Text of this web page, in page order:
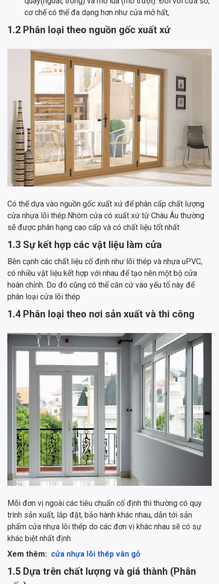
cơ chế có thể đa dạng hơn như cửa mở hất,
1.2 Phân loại theo nguồn gốc xuất xứ
Có thể dựa vào nguồn gốc xuất xứ để phân cấp chất lượng
cửa nhựa lõi thép.Nhóm cửa có xuất xứ từ Châu Âu thường
sẽ được phân hạng cao cấp và có chất liệu tốt nhất
1.3 Sự kết hợp các vật liệu làm cửa
Bên cạnh các chất liệu cố định như lõi thép và nhựa uPVC,
có nhiều vật liệu kết hợp với nhau để tạo nên một bộ cửa
hoàn chỉnh. Do đó cũng có thể căn cứ vào yếu tố này để
phân loại cửa lõi thép
1.4 Phân loại theo nơi sản xuất và thi công
Mỗi đơn vị ngoài các tiêu chuẩn cố định thì thường có quy
trình sản xuất, lắp đặt, bảo hành khác nhau, dẫn tới sản
phẩm cửa nhựa lõi thép do các đơn vị khác nhau sẽ có sự
khác biệt nhất định
Xem thêm: cửa nhựa lõi thép vân gỗ
1.5 Dựa trên chất lượng và giá thành (Phân